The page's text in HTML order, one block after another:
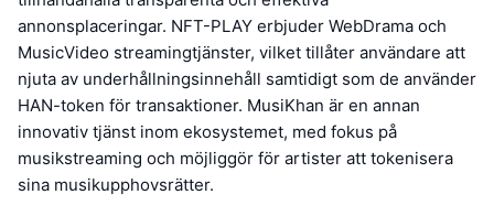
annonsplaceringar. NFT-PLAY erbjuder WebDrama och
MusicVideo streamingtjänster, vilket tillåter användare att
njuta av underhållningsinnehåll samtidigt som de använder
HAN-token för transaktioner. MusiKhan är en annan
innovativ tjänst inom ekosystemet, med fokus på
musikstreaming och möjliggör för artister att tokenisera
sina musikupphovsrätter.